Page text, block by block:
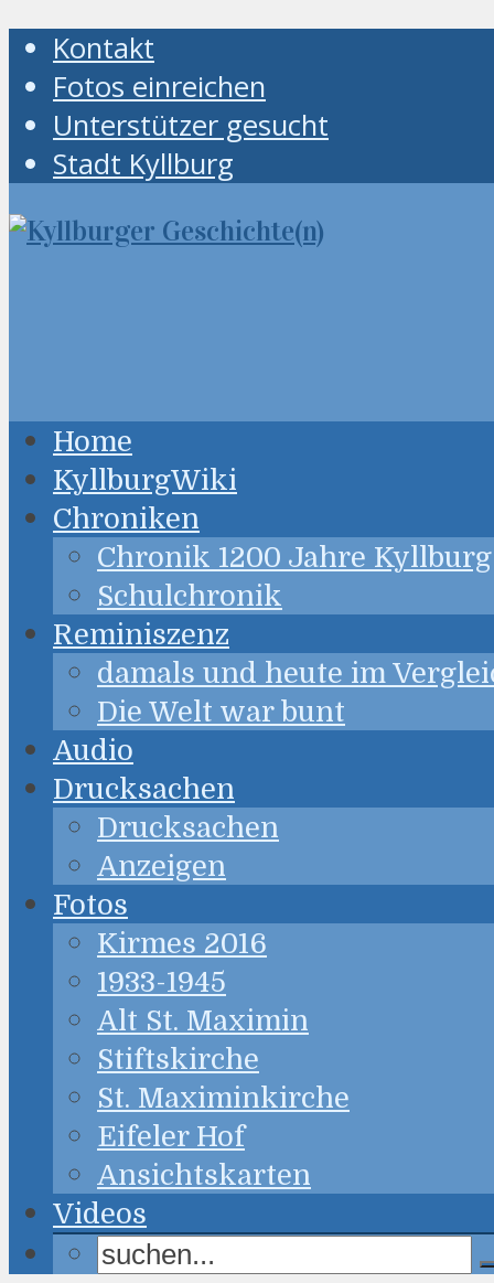
Kontakt
Fotos einreichen
Unterstützer gesucht
Stadt Kyllburg
Home
KyllburgWiki
Chroniken
Chronik 1200 Jahre Kyllburg
Schulchronik
Reminiszenz
damals und heute im
Die Welt war bunt
Audio
Drucksachen
Drucksachen
Anzeigen
Fotos
Kirmes 2016
1933-1945
Alt St. Maximin
Stiftskirche
St. Maximinkirche
Eifeler Hof
Ansichtskarten
Videos